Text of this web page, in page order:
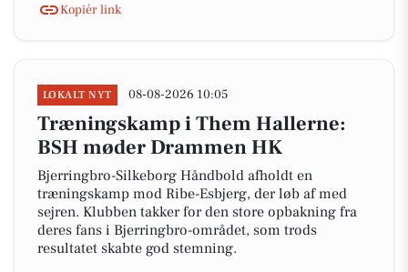
Kopiér link
LOKALT NYT 08-08-2026 10:05
Træningskamp i Them Hallerne:
BSH møder Drammen HK
Bjerringbro-Silkeborg Håndbold afholdt en
træningskamp mod Ribe-Esbjerg, der løb af med
sejren. Klubben takker for den store opbakning fra
deres fans i Bjerringbro-området, som trods
resultatet skabte god stemning.